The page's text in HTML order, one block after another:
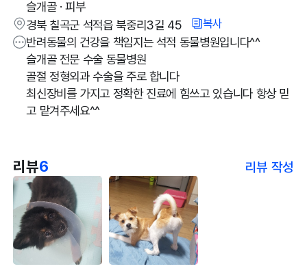
슬개골 · 피부
경북 칠곡군 석적읍 북중리3길 45
복사
반려동물의 건강을 책임지는 석적 동물병원입니다^^
슬개골 전문 수술 동물병원
골절 정형외과 수술을 주로 합니다
최신장비를 가지고 정확한 진료에 힘쓰고 있습니다 항상 믿
고 맡겨주세요^^
리뷰6 리뷰 작성